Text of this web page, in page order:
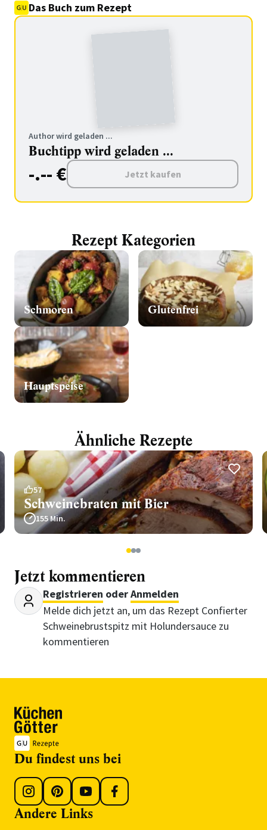
Das Buch zum Rezept
Author wird geladen ...
Buchtipp wird geladen ...
-.-- € Jetzt kaufen
Rezept Kategorien
Schmoren
Hauptspeise
Glutenfrei
Ähnliche Rezepte
57
Schweinebraten mit Bier
155 Min.
123
Jetzt kommentieren
Registrieren oderAnmelden
Melde dich jetzt an, um das Rezept Confierter
Schweinebrustspitz mit Holundersauce zu
kommentieren
Du findest uns bei
Andere Links